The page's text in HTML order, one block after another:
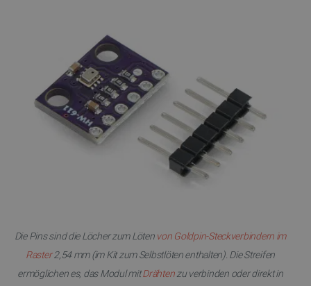
Die Pins sind die Löcher zum Löten von Goldpin-Steckverbindern im
Raster2,54 mm (im Kit zum Selbstlöten enthalten). Die Streifen
ermöglichen es, das Modul mitDrähtenzu verbinden oder direkt in